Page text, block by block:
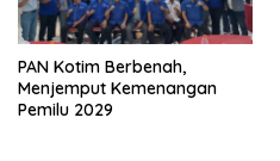
PAN Kotim Berbenah,
Menjemput Kemenangan
Pemilu 2029